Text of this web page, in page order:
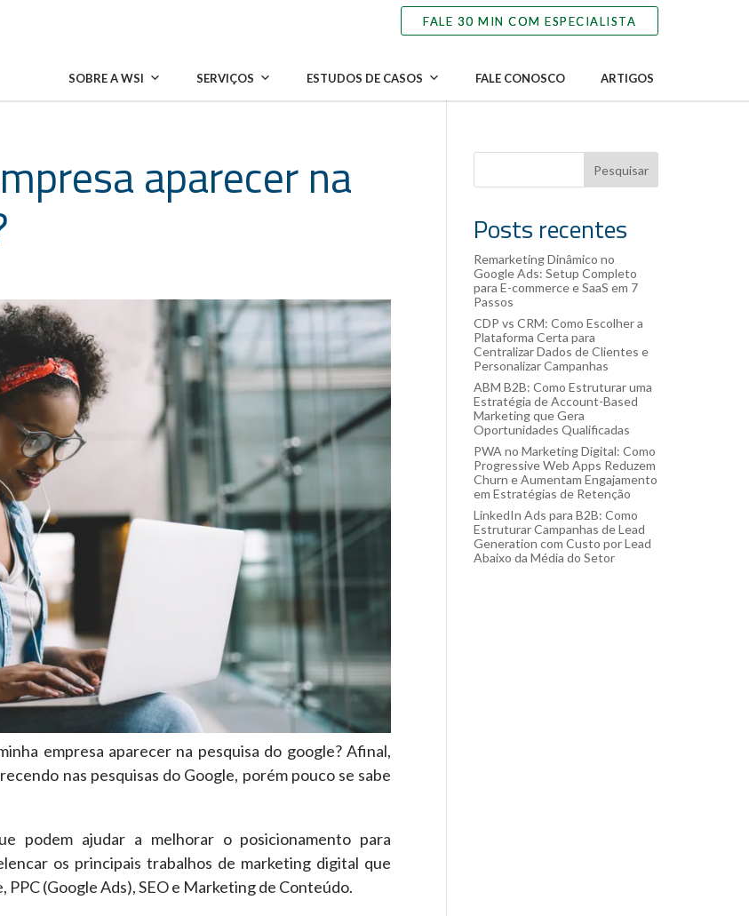
SOBRE A WSI SERVIÇOS ESTUDOS DE CASOS FALE CONOSCO ARTIGOS
aparecer na
empresa aparecer na pesquisa do google? Afinal,
nas pesquisas do Google, porém pouco se sabe
podem ajudar a melhorar o posicionamento para
os principais trabalhos de marketing digital que
(Google Ads), SEO e Marketing de Conteúdo.
Pesquisar
Posts recentes
Remarketing Dinâmico no
Google Ads: Setup Completo
para E-commerce e SaaS em 7
Passos
CDP vs CRM: Como Escolher a
Plataforma Certa para
Centralizar Dados de Clientes e
Personalizar Campanhas
ABM B2B: Como Estruturar uma
Estratégia de Account-Based
Marketing que Gera
Oportunidades Qualificadas
PWA no Marketing Digital: Como
Progressive Web Apps Reduzem
Churn e Aumentam Engajamento
em Estratégias de Retenção
LinkedIn Ads para B2B: Como
Estruturar Campanhas de Lead
Generation com Custo por Lead
Abaixo da Média do Setor